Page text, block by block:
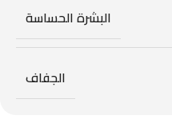
البشرة الحساسة
الجفاف